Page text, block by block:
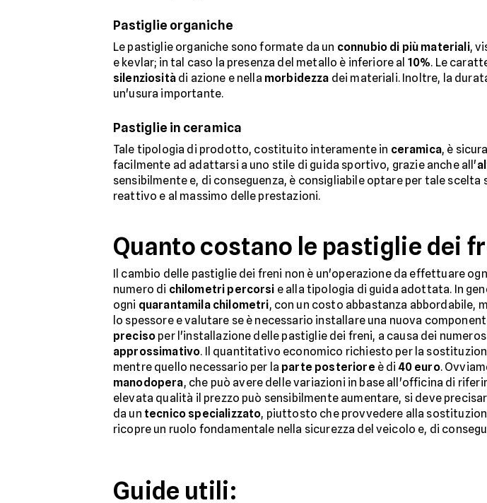
Pastiglie organiche
Le pastiglie organiche sono formate da un connubio di più materiali,
e kevlar; in tal caso la presenza del metallo è inferiore al 10%. Le
silenziositàdi azione e nella morbidezza dei materiali. Inoltre, la
un'usura importante.
Pastiglie in ceramica
Tale tipologia di prodotto, costituito interamente in ceramica, è
facilmente ad adattarsi a uno stile di guida sportivo, grazie anche all'
sensibilmente e, di conseguenza, è consigliabile optare per tale
reattivo e al massimo delle prestazioni.
Quanto costano le pastiglie dei
Il cambio delle pastiglie dei freni non è un'operazione da effettuare
numero di chilometri percorsi e alla tipologia di guida adottata. In
ogni quarantamila chilometri, con un costo abbastanza abbordabile,
lo spessore e valutare se è necessario installare una nuova
preciso per l'installazione delle pastiglie dei freni, a causa dei
approssimativo. Il quantitativo economico richiesto per la
mentre quello necessario per la parte posteriore è di40 euro.
manodopera, che può avere delle variazioni in base all'officina di
elevata qualità il prezzo può sensibilmente aumentare, si deve
da un tecnico specializzato, piuttosto che provvedere alla
ricopre un ruolo fondamentale nella sicurezza del veicolo e, di
Guide utili: